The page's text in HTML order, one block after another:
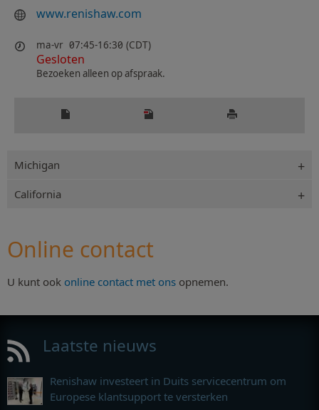
www.renishaw.com
ma-vr 07:45-16:30 (CDT)
Gesloten
Bezoeken alleen op afspraak.
Michigan
California
Online contact
U kunt ook online contact met ons opnemen.
Laatste nieuws
Renishaw investeert in Duits servicecentrum om
Europese klantsupport te versterken